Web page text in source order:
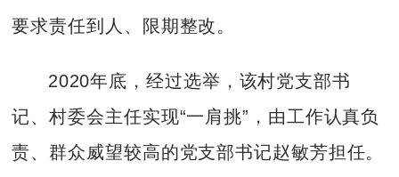
要求责任到人、限期整改。
2020年底，经过选举，该村党支部书
记、村委会主任实现“一肩挑”，由工作认真负
责、群众威望较高的党支部书记赵敏芳担任。